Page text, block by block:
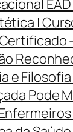
EAD
|
Filosofia
Pode